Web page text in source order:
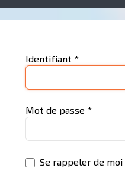
Identifiant *
Mot de passe *
Se rappeler de moi